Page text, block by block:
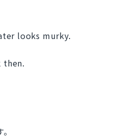
looks murky.
then.